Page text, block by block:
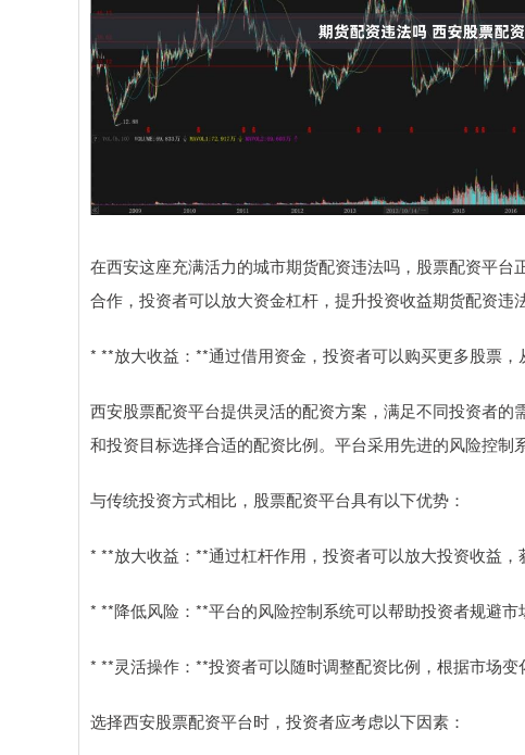
在西安这座充满活力的城市期货配资违法吗，股票配资平
合作，投资者可以放大资金杠杆，提升投资收益期货配资违法
* **放大收益：**通过借用资金，投资者可以购买更多股票，
西安股票配资平台提供灵活的配资方案，满足不同投资者
和投资目标选择合适的配资比例。平台采用先进的风险控制
与传统投资方式相比，股票配资平台具有以下优势：
* **放大收益：**通过杠杆作用，投资者可以放大投资收益，
* **降低风险：**平台的风险控制系统可以帮助投资者规避市
* **灵活操作：**投资者可以随时调整配资比例，根据市场变
选择西安股票配资平台时，投资者应考虑以下因素：